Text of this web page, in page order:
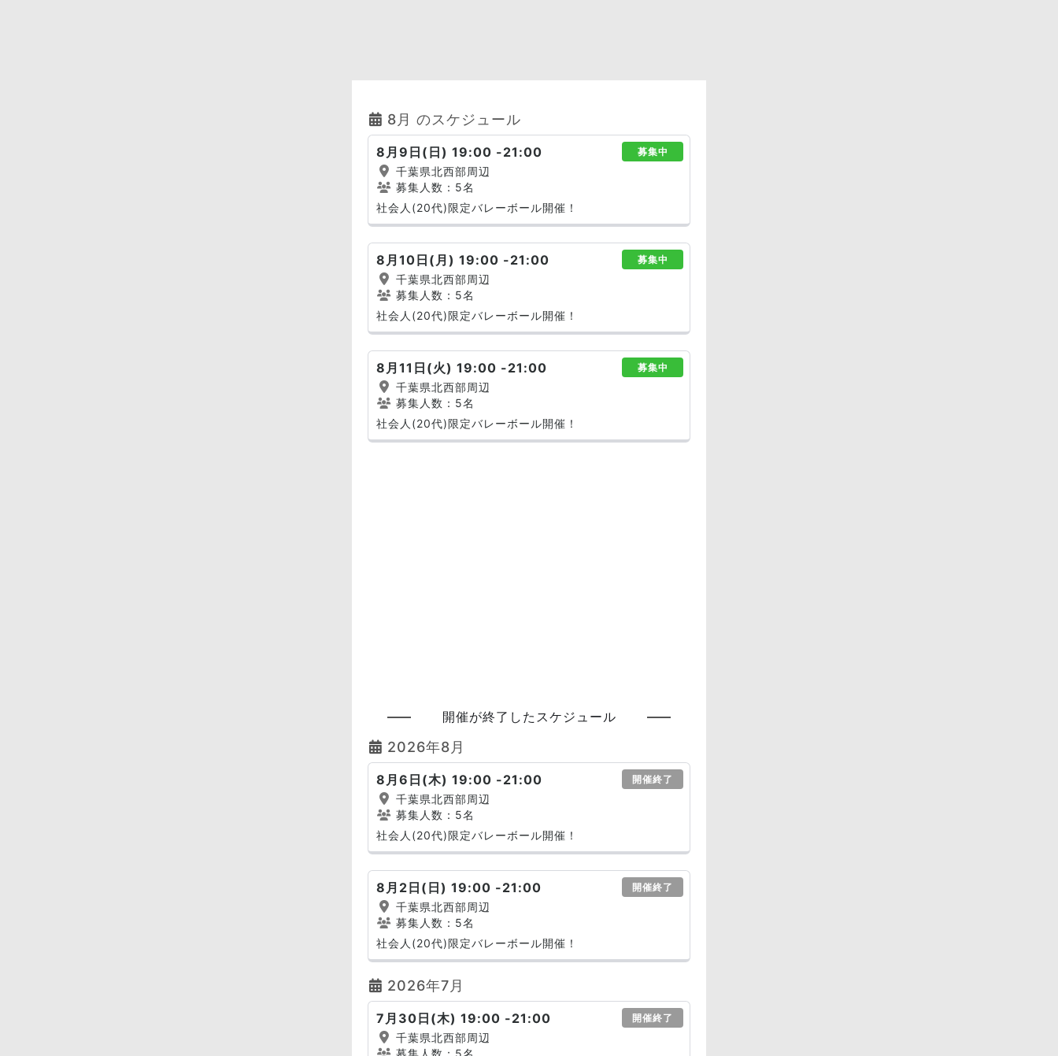
8月 のスケジュール
8月9日(日) 19:00 -21:00 募集中
千葉県北西部周辺
募集人数：5名
社会人(20代)限定バレーボール開催！
8月10日(月) 19:00 -21:00 募集中
千葉県北西部周辺
募集人数：5名
社会人(20代)限定バレーボール開催！
8月11日(火) 19:00 -21:00 募集中
千葉県北西部周辺
募集人数：5名
社会人(20代)限定バレーボール開催！
開催が終了したスケジュール
2026年8月
8月6日(木) 19:00 -21:00 開催終了
千葉県北西部周辺
募集人数：5名
社会人(20代)限定バレーボール開催！
8月2日(日) 19:00 -21:00 開催終了
千葉県北西部周辺
募集人数：5名
社会人(20代)限定バレーボール開催！
2026年7月
7月30日(木) 19:00 -21:00 開催終了
千葉県北西部周辺
募集人数：5名